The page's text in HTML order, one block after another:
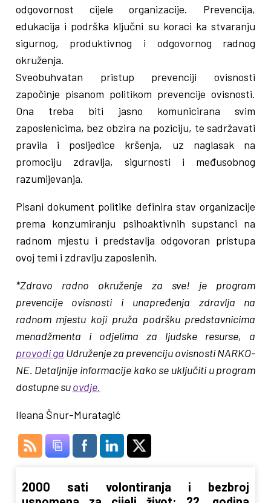
odgovornost cijele organizacije. Prevencija,
edukacija i podrška ključni su koraci ka stvaranju
sigurnog, produktivnog i odgovornog radnog
okruženja.
Sveobuhvatan pristup prevenciji ovisnosti
započinje pisanom politikom prevencije ovisnosti.
Ona treba biti jasno komunicirana svim
zaposlenicima, bez obzira na poziciju, te sadržavati
pravila i posljedice kršenja, uz naglasak na
promociju zdravlja, sigurnosti i međusobnog
razumijevanja.
Pisani dokument politike definira stav organizacije
prema konzumiranju psihoaktivnih supstanci na
radnom mjestu i predstavlja odgovoran pristupa
ovoj temi i zdravlju zaposlenih.
*Zdravo radno okruženje za sve! je program
prevencije ovisnosti i unapređenja zdravlja na
radnom mjestu koji pruža podršku predstavnicima
menadžmenta i odjelima za ljudske resurse, a
provodi ga Udruženje za prevenciju ovisnosti NARKO-
NE. Detaljnije informacije kako se uključiti u program
dostupne suovdje.
Ileana Šnur-Muratagić
2000 sati volontiranja i bezbroj